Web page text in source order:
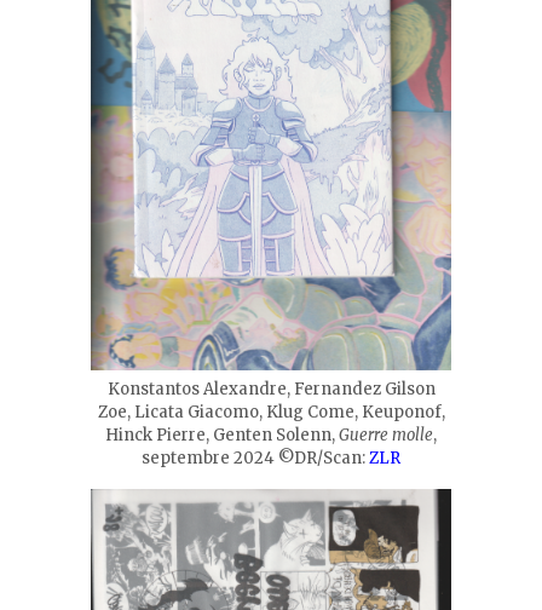
Konstantos Alexandre, Fernandez Gilson
Zoe, Licata Giacomo, Klug Come, Keuponof,
Hinck Pierre, Genten Solenn,Guerre molle,
septembre 2024 ©DR/Scan:ZLR